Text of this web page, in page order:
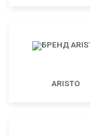
ARISTO